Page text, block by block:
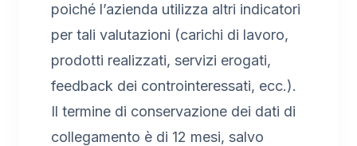
poiché l’azienda utilizza altri indicatori
per tali valutazioni (carichi di lavoro,
prodotti realizzati, servizi erogati,
feedback dei controinteressati, ecc.).
Il termine di conservazione dei dati di
collegamento è di 12 mesi, salvo